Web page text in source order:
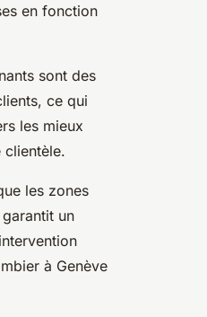
en fonction
sont des
ce qui
les mieux
clientèle.
les zones
un
à Genève